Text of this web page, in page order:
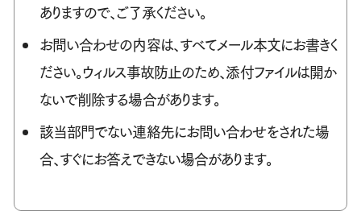
ありますので、ご了承ください。
お問い合わせの内容は、すべてメール本文にお書きく
ださい。ウィルス事故防止のため、添付ファイルは開か
ないで削除する場合があります。
該当部門でない連絡先にお問い合わせをされた場
合、すぐにお答えできない場合があります。